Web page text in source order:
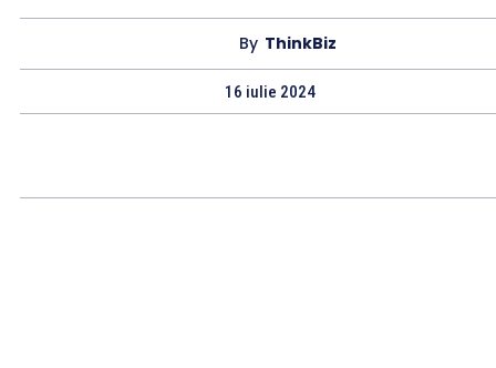
By ThinkBiz
16 iulie 2024